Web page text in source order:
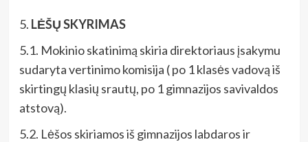
5. LĖŠŲ SKYRIMAS
5.1. Mokinio skatinimą skiria direktoriaus įsakymu
sudaryta vertinimo komisija ( po 1 klasės vadovą iš
skirtingų klasių srautų, po 1 gimnazijos savivaldos
atstovą).
5.2. Lėšos skiriamos iš gimnazijos labdaros ir